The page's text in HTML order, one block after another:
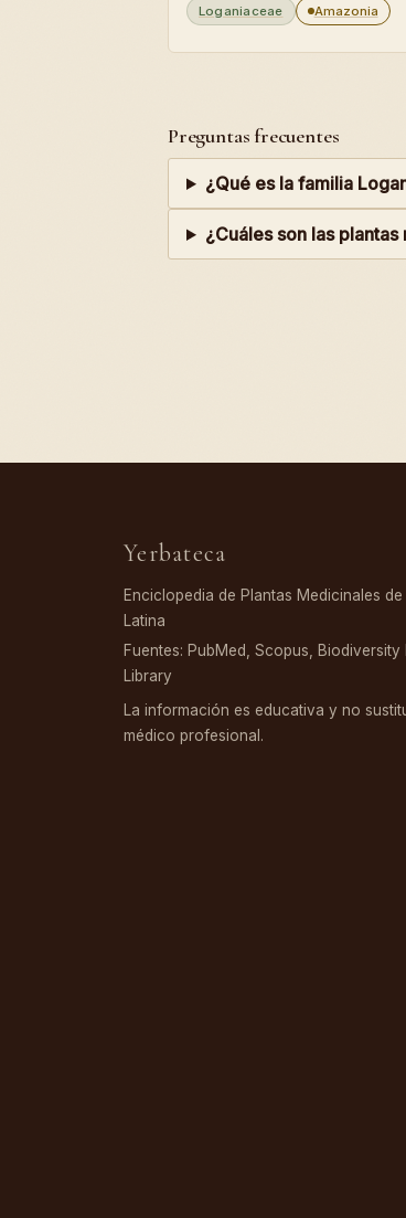
Loganiaceae Amazonia
Preguntas frecuentes
¿Qué es la familia
¿Cuáles son las
Yerbateca
Enciclopedia de Plantas Medicinales de
Latina
Fuentes: PubMed, Scopus, Biodiversity
Library
La información es educativa y no
médico profesional.